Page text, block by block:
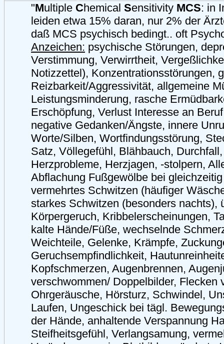
"Multiple Chemical Sensitivity MCS: in
leiden etwa 15% daran, nur 2% der
daß MCS psychisch bedingt.. oft
Anzeichen: psychische Störungen,
Verstimmung, Verwirrtheit,
Notizzettel), Konzentrationsstörungen,
Reizbarkeit/Aggressivität, allgemeine
Leistungsminderung, rasche
Erschöpfung, Verlust Interesse an
negative Gedanken/Ängste, innere
Worte/Silben, Wortfindungsstörung,
Satz, Völlegefühl, Blähbauch,
Herzprobleme, Herzjagen, -stolpern,
Abflachung Fußgewölbe bei
vermehrtes Schwitzen (häufiger
starkes Schwitzen (besonders nachts),
Körpergeruch, Kribbelerscheinungen,
kalte Hände/Füße, wechselnde
Weichteile, Gelenke, Krämpfe,
Geruchsempfindlichkeit,
Kopfschmerzen, Augenbrennen,
verschwommen/ Doppelbilder, Flecken
Ohrgeräusche, Hörsturz, Schwindel,
Laufen, Ungeschick bei tägl.
der Hände, anhaltende Verspannung
Steifheitsgefühl, Verlangsamung,